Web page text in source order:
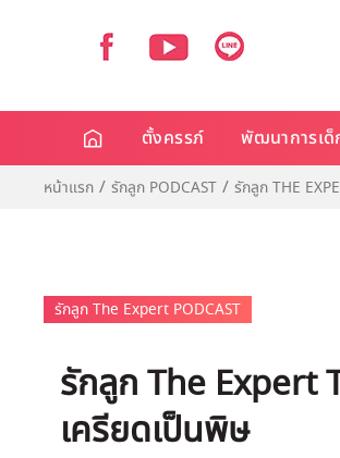
ตั้งครรภ์ พัฒนาการเด็
หน้าแรก รักลูก PODCAST รักลูก THE
รักลูก The Expert PODCAST
รักลูก The Expert
เครียดเป็นพิษ